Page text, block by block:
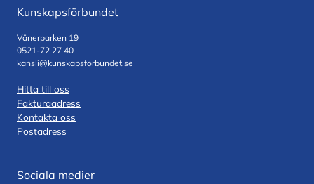
Kunskapsförbundet
Vänerparken 19
0521-72 27 40
kansli@kunskapsforbundet.se
Hitta till oss
Fakturaadress
Kontakta oss
Postadress
Sociala medier